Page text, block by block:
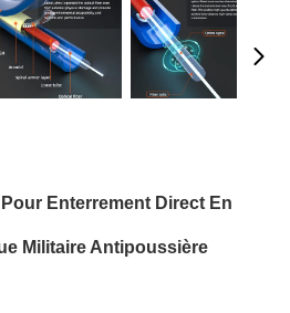
Enterrement Direct En
Militaire Antipoussière